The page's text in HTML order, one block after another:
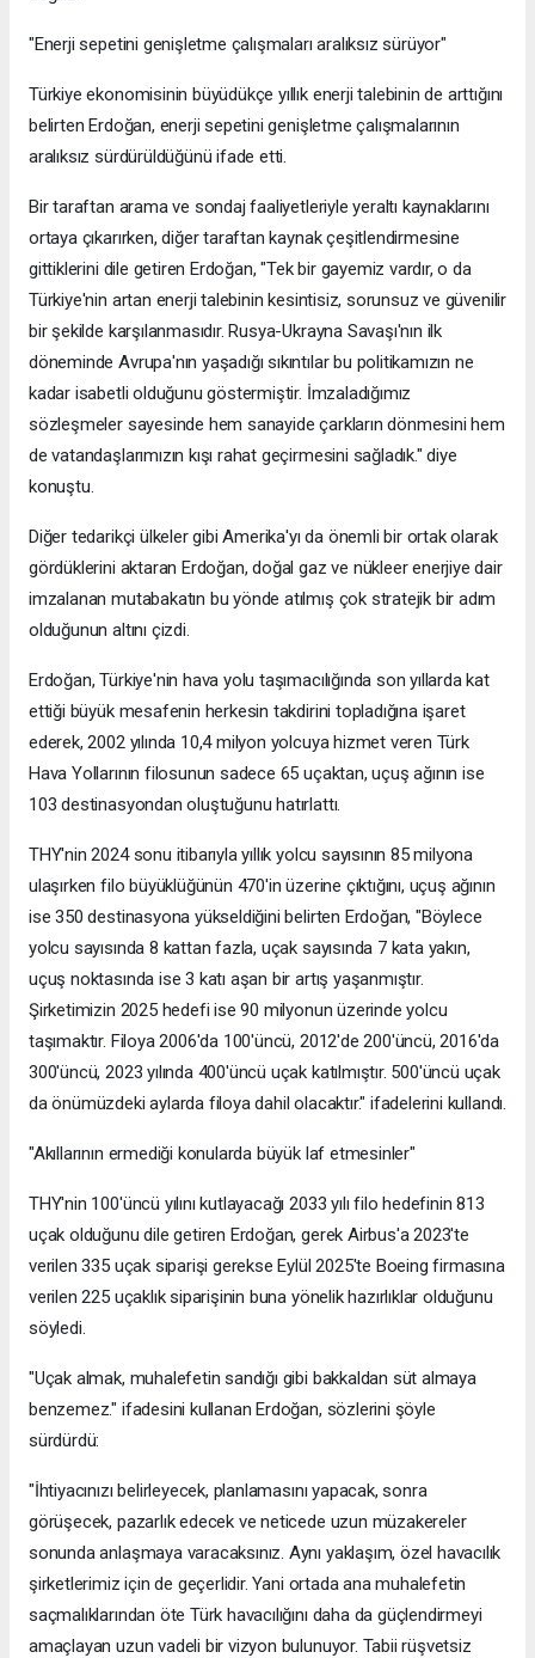
"Enerji sepetini genişletme çalışmaları aralıksız sürüyor"
Türkiye ekonomisinin büyüdükçe yıllık enerji talebinin de arttığını
belirten Erdoğan, enerji sepetini genişletme çalışmalarının
aralıksız sürdürüldüğünü ifade etti.
Bir taraftan arama ve sondaj faaliyetleriyle yeraltı kaynaklarını
ortaya çıkarırken, diğer taraftan kaynak çeşitlendirmesine
gittiklerini dile getiren Erdoğan, "Tek bir gayemiz vardır, o da
Türkiye'nin artan enerji talebinin kesintisiz, sorunsuz ve güvenilir
bir şekilde karşılanmasıdır. Rusya-Ukrayna Savaşı'nın ilk
döneminde Avrupa'nın yaşadığı sıkıntılar bu politikamızın ne
kadar isabetli olduğunu göstermiştir. İmzaladığımız
sözleşmeler sayesinde hem sanayide çarkların dönmesini hem
de vatandaşlarımızın kışı rahat geçirmesini sağladık." diye
konuştu.
Diğer tedarikçi ülkeler gibi Amerika'yı da önemli bir ortak olarak
gördüklerini aktaran Erdoğan, doğal gaz ve nükleer enerjiye dair
imzalanan mutabakatın bu yönde atılmış çok stratejik bir adım
olduğunun altını çizdi.
Erdoğan, Türkiye'nin hava yolu taşımacılığında son yıllarda kat
ettiği büyük mesafenin herkesin takdirini topladığına işaret
ederek, 2002 yılında 10,4 milyon yolcuya hizmet veren Türk
Hava Yollarının filosunun sadece 65 uçaktan, uçuş ağının ise
103 destinasyondan oluştuğunu hatırlattı.
THY'nin 2024 sonu itibarıyla yıllık yolcu sayısının 85 milyona
ulaşırken filo büyüklüğünün 470'in üzerine çıktığını, uçuş ağının
ise 350 destinasyona yükseldiğini belirten Erdoğan, "Böylece
yolcu sayısında 8 kattan fazla, uçak sayısında 7 kata yakın,
uçuş noktasında ise 3 katı aşan bir artış yaşanmıştır.
Şirketimizin 2025 hedefi ise 90 milyonun üzerinde yolcu
taşımaktır. Filoya 2006'da 100'üncü, 2012'de 200'üncü, 2016'da
300'üncü, 2023 yılında 400'üncü uçak katılmıştır. 500'üncü uçak
da önümüzdeki aylarda filoya dahil olacaktır." ifadelerini kullandı.
"Akıllarının ermediği konularda büyük laf etmesinler"
THY'nin 100'üncü yılını kutlayacağı 2033 yılı filo hedefinin 813
uçak olduğunu dile getiren Erdoğan, gerek Airbus'a 2023'te
verilen 335 uçak siparişi gerekse Eylül 2025'te Boeing firmasına
verilen 225 uçaklık siparişinin buna yönelik hazırlıklar olduğunu
söyledi.
"Uçak almak, muhalefetin sandığı gibi bakkaldan süt almaya
benzemez." ifadesini kullanan Erdoğan, sözlerini şöyle
sürdürdü:
"İhtiyacınızı belirleyecek, planlamasını yapacak, sonra
görüşecek, pazarlık edecek ve neticede uzun müzakereler
sonunda anlaşmaya varacaksınız. Aynı yaklaşım, özel havacılık
şirketlerimiz için de geçerlidir. Yani ortada ana muhalefetin
saçmalıklarından öte Türk havacılığını daha da güçlendirmeyi
amaçlayan uzun vadeli bir vizyon bulunuyor. Tabii rüşvetsiz